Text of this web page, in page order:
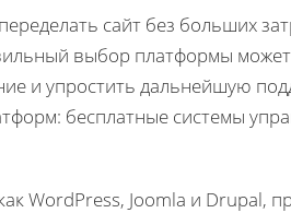
сайт без больших
выбор платформы может
и упростить дальнейшую
бесплатные системы
WordPress, Joomla и Drupal,